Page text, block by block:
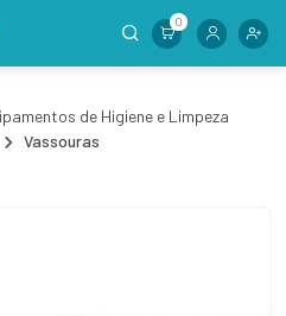
0
de Higiene e Limpeza
Vassouras